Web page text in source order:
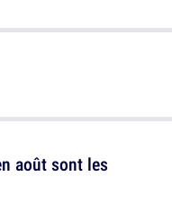
août sont les